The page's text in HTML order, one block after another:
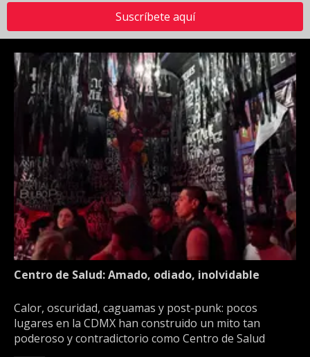
Suscríbete aquí
Centro de Salud: Amado, odiado, inolvidable
Calor, oscuridad, caguamas y post-punk: pocos
lugares en la CDMX han construido un mito tan
poderoso y contradictorio como Centro de Salud